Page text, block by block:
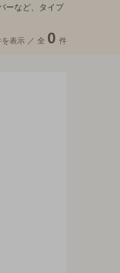
ーなど、タイプ
を表示 ／ 全 0 件